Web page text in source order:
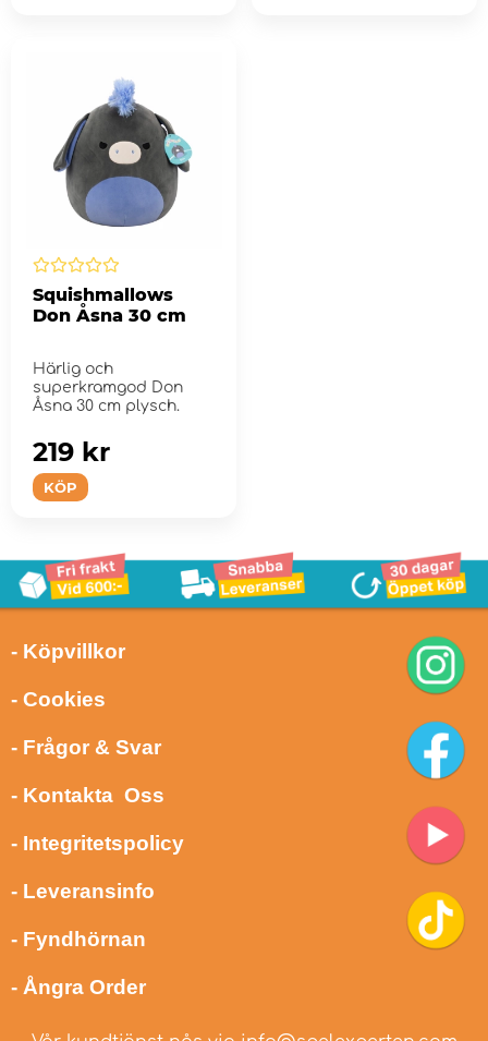
Squishmallows
Don Åsna 30 cm
Härlig och
superkramgod Don
Åsna 30 cm plysch.
KÖP
219 kr
- Köpvillkor
- Cookies
- Frågor & Svar
- Kontakta Oss
- Integritetspolicy
- Leveransinfo
- Fyndhörnan
- Ångra Order